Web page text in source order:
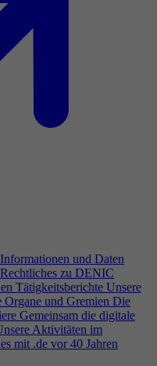
und Daten
Rechtliches zu DENIC
Tätigkeitsberichte Unsere
Organe und Gremien Die
Gemeinsam die digitale
Aktivitäten im
mit .de vor 40 Jahren